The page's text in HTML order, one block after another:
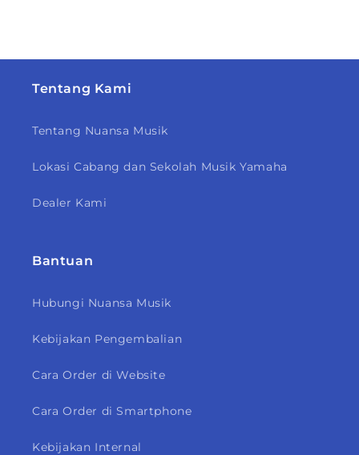
Tentang Kami
Tentang Nuansa Musik
Lokasi Cabang dan Sekolah Musik Yamaha
Dealer Kami
Bantuan
Hubungi Nuansa Musik
Kebijakan Pengembalian
Cara Order di Website
Cara Order di Smartphone
Kebijakan Internal